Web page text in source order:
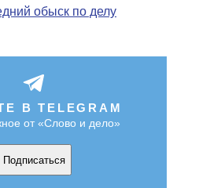
обыск по делу
В TELEGRAM
от «Слово и дело»
Подписаться